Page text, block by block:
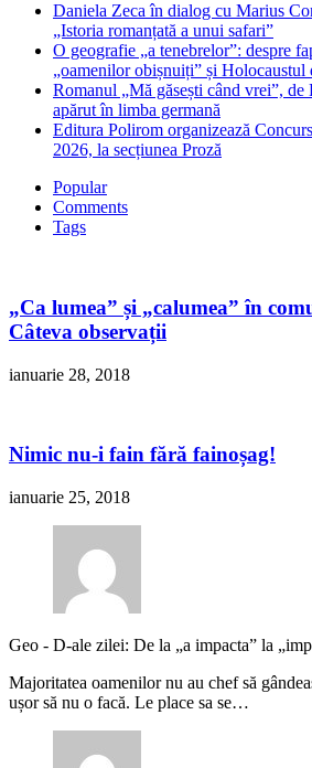
Daniela Zeca în dialog cu Marius
„Istoria romanțată a unui safari”
O geografie „a tenebrelor”: despre
„oamenilor obișnuiți” și Holocaustul
Romanul „Mă găsești când vrei”,
apărut în limba germană
Editura Polirom organizează
2026, la secțiunea Proză
Popular
Comments
Tags
„Ca lumea” și „calumea” în
Câteva observații
ianuarie 28, 2018
Nimic nu-i fain fără fainoșag!
ianuarie 25, 2018
Geo - D-ale zilei: De la „a impacta” la
Majoritatea oamenilor nu au chef să
ușor să nu o facă. Le place sa se…